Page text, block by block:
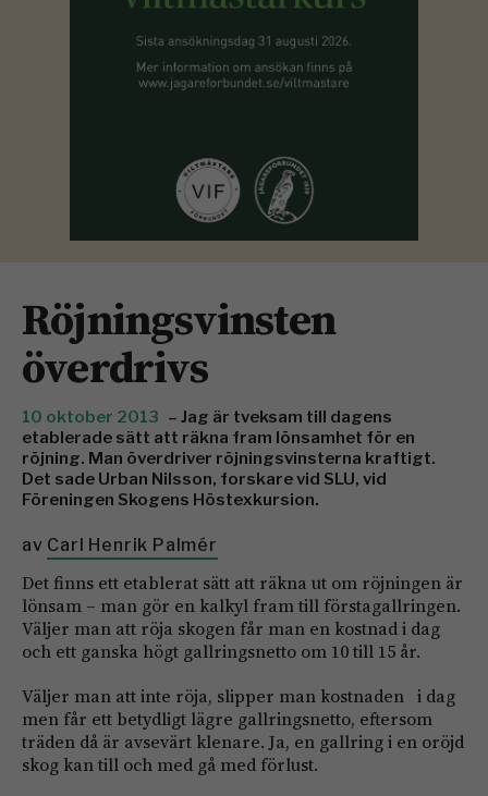
Röjningsvinsten
överdrivs
10 oktober 2013 – Jag är tveksam till dagens
etablerade sätt att räkna fram lönsamhet för en
röjning. Man överdriver röjningsvinsterna kraftigt.
Det sade Urban Nilsson, forskare vid SLU, vid
Föreningen Skogens Höstexkursion.
av Carl Henrik Palmér
Det finns ett etablerat sätt att räkna ut om röjningen är
lönsam – man gör en kalkyl fram till förstagallringen.
Väljer man att röja skogen får man en kostnad i dag
och ett ganska högt gallringsnetto om 10 till 15 år.
Väljer man att inte röja, slipper man kostnaden i dag
men får ett betydligt lägre gallringsnetto, eftersom
träden då är avsevärt klenare. Ja, en gallring i en oröjd
skog kan till och med gå med förlust.